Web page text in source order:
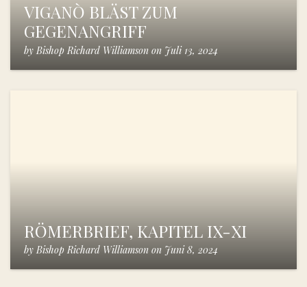
VIGANÒ BLÄST ZUM
GEGENANGRIFF
by Bishop Richard Williamson on Juli 13, 2024
RÖMERBRIEF, KAPITEL IX-XI
by Bishop Richard Williamson on Juni 8, 2024